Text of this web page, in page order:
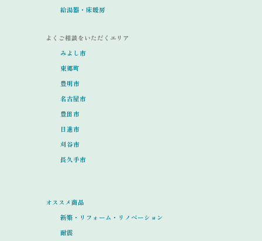
給湯器・床暖房
よくご相談をいただくエリア
みよし市
東郷町
豊明市
名古屋市
豊田市
日進市
刈谷市
長久手市
オススメ商品
新築・リフォーム・リノベーション
耐震